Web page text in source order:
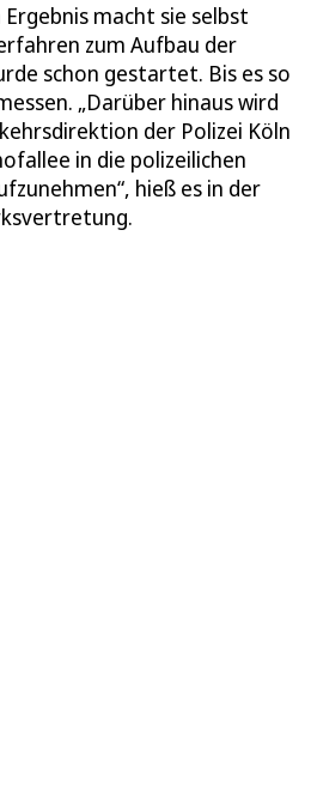
macht sie selbst
zum Aufbau der
schon gestartet. Bis es so
„Darüber hinaus wird
der Polizei Köln
in die polizeilichen
hieß es in der